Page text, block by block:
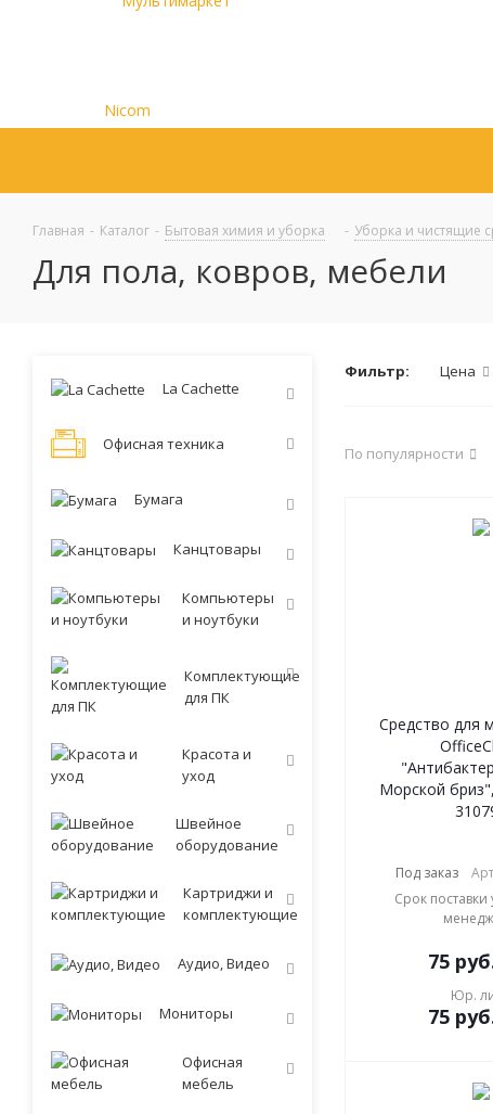
Главная - Каталог - Бытовая химия и уборка - Уборка и чистящие
Для пола, ковров, мебели
Фильтр: Цена
По популярности
Средство для
Морской
Под заказ
Срок поставки
75
Юр.
75
La Cachette
Офисная техника
Бумага
Канцтовары
Компьютеры
и ноутбуки
Комплектующие
для ПК
Красота и
уход
Швейное
оборудование
Картриджи и
комплектующие
Аудио, Видео
Мониторы
Офисная
мебель